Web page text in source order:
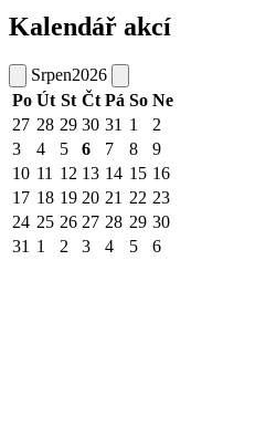
Kalendář akcí
Srpen2026
Po Út St Čt Pá So Ne
27 28 29 30 31 1
2
3
4 5 6 7 8
9
10 11 12 13 14 15 16
17 18 19 20 21 22 23
24 25 26 27 28 29 30
31 1 2 3 4 5 6